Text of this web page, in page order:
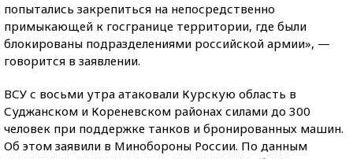
попытались закрепиться на непосредственно
примыкающей к госгранице территории, где были
блокированы подразделениями российской армии», —
говорится в заявлении.
ВСУ с восьми утра атаковали Курскую область в
Суджанском и Кореневском районах силами до 300
человек при поддержке танков и бронированных машин.
Об этом заявили в Минобороны России. По данным